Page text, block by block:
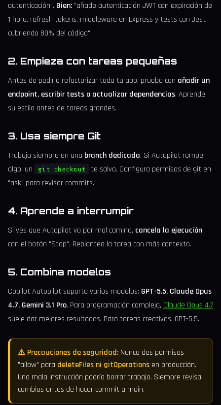
autenticación". Bien: "añade autenticación JWT con expiración de
1 hora, refresh tokens, middleware en Express y tests con Jest
cubriendo 80% del código".
2. Empieza con tareas pequeñas
Antes de pedirle refactorizar toda tu app, prueba con añadir un
endpoint, escribir tests o actualizar dependencias. Aprende
su estilo antes de tareas grandes.
3. Usa siempre Git
Trabaja siempre en una branch dedicada. Si Autopilot rompe
algo, un
git checkout
te salva. Configura permisos de git en
"ask" para revisar commits.
4. Aprende a interrumpir
Si ves que Autopilot va por mal camino, cancela la ejecución
con el botón "Stop". Replantea la tarea con más contexto.
5. Combina modelos
Copilot Autopilot soporta varios modelos: GPT-5.5, Claude Opus
4.7, Gemini 3.1 Pro. Para programación compleja, Claude Opus 4.7
suele dar mejores resultados. Para tareas creativas, GPT-5.5.
⚠️ Precauciones de seguridad: Nunca des permisos
"allow" para deleteFiles ni gitOperations en producción.
Una mala instrucción podría borrar trabajo. Siempre revisa
cambios antes de hacer commit a main.